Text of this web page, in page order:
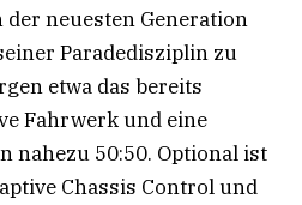
neuesten Generation
Paradedisziplin zu
etwa das bereits
Fahrwerk und eine
nahezu 50:50. Optional ist
Chassis Control und